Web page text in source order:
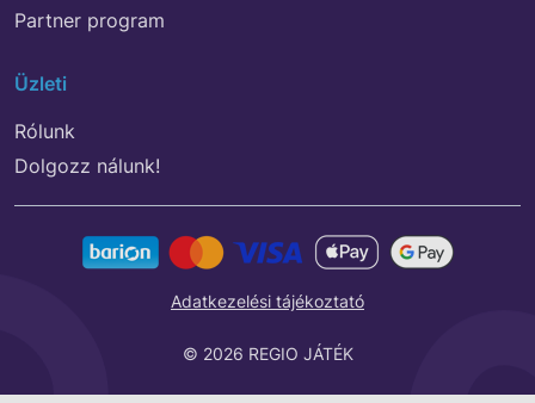
Partner program
Üzleti
Rólunk
Dolgozz nálunk!
© 2026 REGIO JÁTÉK
Adatkezelési tájékoztató